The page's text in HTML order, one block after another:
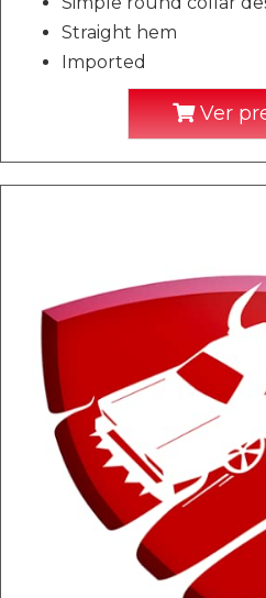
Straight hem
Imported
Ver